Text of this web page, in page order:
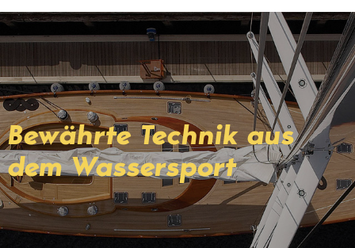
Bewährte Technik aus
dem Wassersport